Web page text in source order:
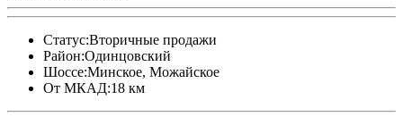
Статус:Вторичные продажи
Район:Одинцовский
Шоссе:Минское, Можайское
От МКАД:18 км